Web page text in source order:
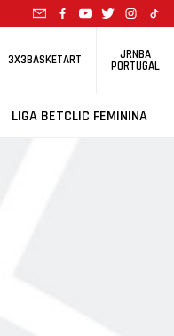
3X3BASKETART JRNBA
PORTUGAL
LIGA BETCLIC FEMININA